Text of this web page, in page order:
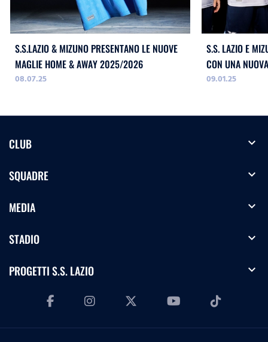
S.S.LAZIO & MIZUNO PRESENTANO LE NUOVE
MAGLIE HOME & AWAY 2025/2026
08.07.25
S.S. LAZIO E
CON UNA
RETRO`
09.01.25
CLUB expand_more
SQUADRE expand_more
MEDIA expand_more
STADIO expand_more
PROGETTI S.S. LAZIO expand_more